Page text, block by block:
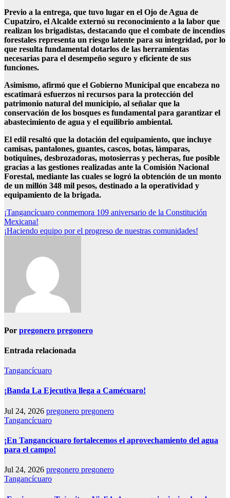
Previo a la entrega, que tuvo lugar en el Ojo de Agua de
Cupatziro, el Alcalde externó su reconocimiento a la labor que
realizan los brigadistas, destacando que el combate de incendios
forestales representa un riesgo latente para su integridad, por lo
que resulta fundamental dotarlos de las herramientas
necesarias para el desempeño seguro y eficiente de sus
funciones.
Asimismo, afirmó que el Gobierno Municipal que encabeza no
escatimará esfuerzos ni recursos para la protección del
patrimonio natural del municipio, al señalar que la
conservación de los bosques es fundamental para garantizar el
abastecimiento de agua y el equilibrio ambiental.
El edil resaltó que la dotación del equipamiento, que incluye
camisas, pantalones, guantes, cascos, botas, lámparas,
botiquines, desbrozadoras, motosierras y pecheras, fue posible
gracias a las gestiones realizadas ante la Comisión Nacional
Forestal, mediante las cuales se logró la obtención de un monto
de un millón 348 mil pesos, destinado a la operatividad y
equipamiento de la brigada.
Navegación
de
¡Tangancícuaro conmemora 109 aniversario de la Constitución
Mexicana!
¡Haciendo equipo por el progreso de nuestras comunidades!
Por pregonero pregonero
Entrada relacionada
Tangancícuaro
¡Banda La Ejecutiva llega a Camécuaro!
Jul 24, 2026 pregonero pregonero
Tangancícuaro
¡En Tangancícuaro fortalecemos el aprovechamiento del agua
para el campo!
Jul 24, 2026 pregonero pregonero
Tangancícuaro